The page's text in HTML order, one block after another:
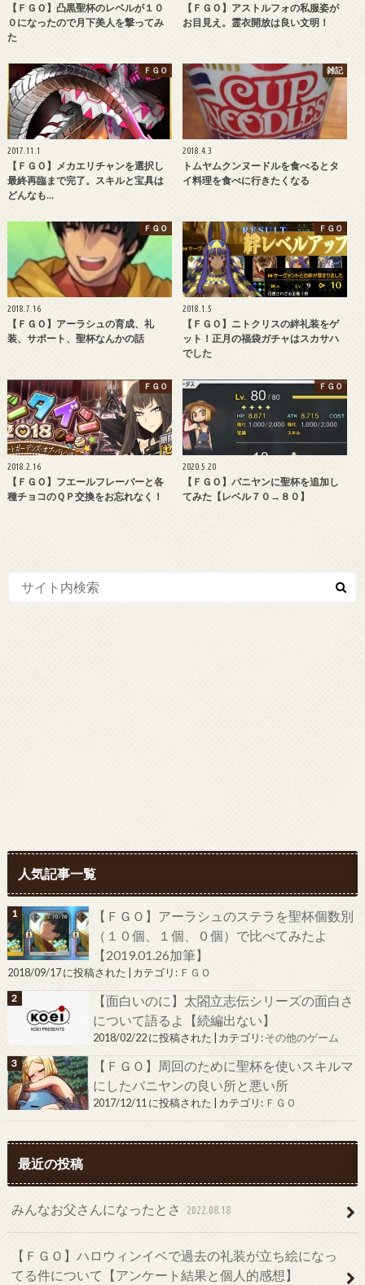
【ＦＧＯ】凸黒聖杯のレベルが１０
０になったので月下美人を撃ってみ
た
【ＦＧＯ】アストルフォの私服姿が
お目見え。霊衣開放は良い文明！
ＦＧＯ
2017.11.1
【ＦＧＯ】メカエリチャンを選択し
最終再臨まで完了。スキルと宝具は
どんなも…
雑記
2018.4.3
トムヤムクンヌードルを食べるとタ
イ料理を食べに行きたくなる
ＦＧＯ
2018.7.16
【ＦＧＯ】アーラシュの育成、礼
装、サポート、聖杯なんかの話
ＦＧＯ
2018.1.5
【ＦＧＯ】ニトクリスの絆礼装をゲ
ット！正月の福袋ガチャはスカサハ
でした
ＦＧＯ
2018.2.16
【ＦＧＯ】フエールフレーバーと各
種チョコのＱＰ交換をお忘れなく！
ＦＧＯ
2020.5.20
【ＦＧＯ】バニヤンに聖杯を追加し
てみた【レベル７０→８０】
人気記事一覧
【ＦＧＯ】アーラシュのステラを聖杯個数別
（１０個、１個、０個）で比べてみたよ
【2019.01.26加筆】
2018/09/17 に投稿された カテゴリ: ＦＧＯ
【面白いのに】太閤立志伝シリーズの面白さ
について語るよ【続編出ない】
2018/02/22 に投稿された カテゴリ:その他のゲーム
【ＦＧＯ】周回のために聖杯を使いスキルマ
にしたバニヤンの良い所と悪い所
2017/12/11 に投稿された カテゴリ: ＦＧＯ
最近の投稿
みんなお父さんになったとさ 2022.08.18
【ＦＧＯ】ハロウィンイベで過去の礼装が立ち絵になっ
てる件について【アンケート結果と個人的感想】